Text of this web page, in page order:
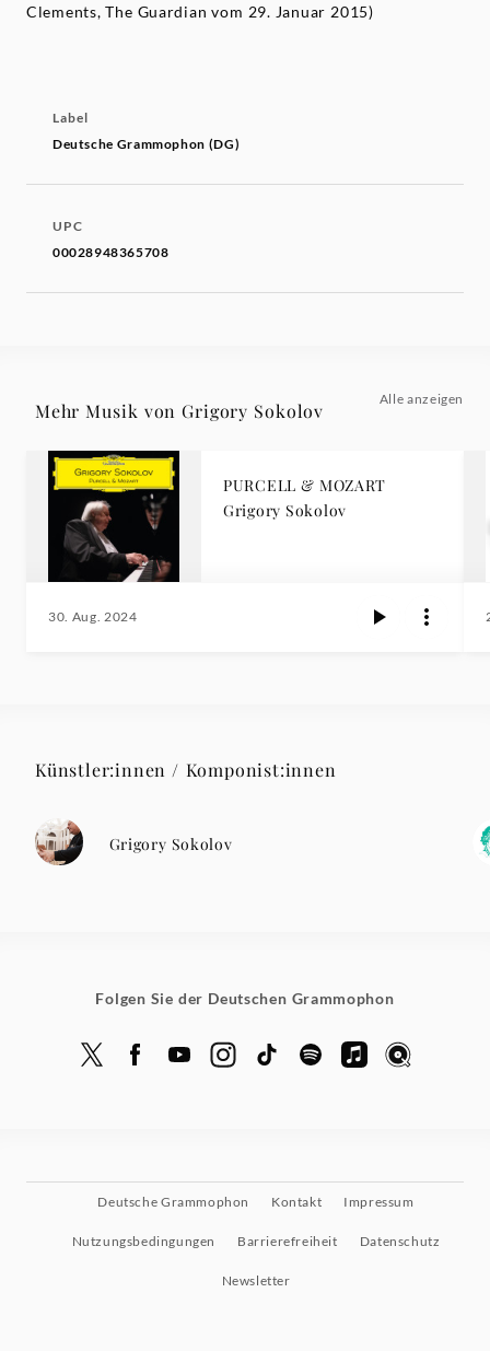
Clements, The Guardian vom 29. Januar 2015)
Label
Deutsche Grammophon (DG)
UPC
00028948365708
Mehr Musik von Grigory Sokolov
Alle anzeigen
PURCELL & MOZART
Grigory Sokolov
30. Aug. 2024
Künstler:innen / Komponist:innen
Grigory Sokolov
Folgen Sie der Deutschen Grammophon
Deutsche Grammophon Kontakt Impressum
Nutzungsbedingungen Barrierefreiheit Datenschutz
Newsletter